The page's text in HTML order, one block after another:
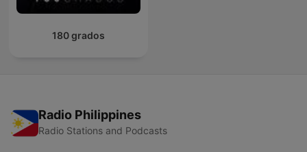
180 grados
Radio Philippines
Radio Stations and Podcasts